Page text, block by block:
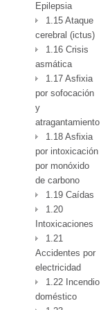
Epilepsia
1.15 Ataque
cerebral (ictus)
1.16 Crisis
asmática
1.17 Asfixia
por sofocación
y
atragantamiento
1.18 Asfixia
por intoxicación
por monóxido
de carbono
1.19 Caídas
1.20
Intoxicaciones
1.21
Accidentes por
electricidad
1.22 Incendio
doméstico